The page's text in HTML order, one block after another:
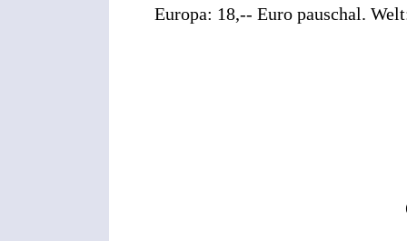
Europa: 18,-- Euro pauschal.